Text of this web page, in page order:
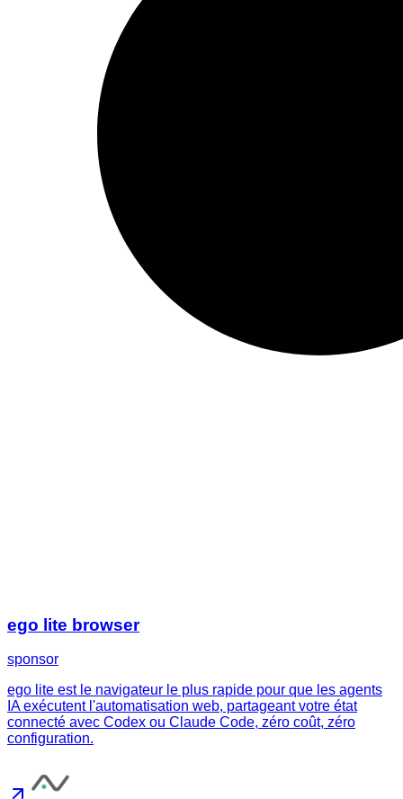
ego lite browser
sponsor
ego lite est le navigateur le plus rapide pour que les agents
IA exécutent l'automatisation web, partageant votre état
connecté avec Codex ou Claude Code, zéro coût, zéro
configuration.